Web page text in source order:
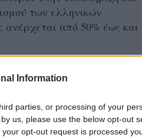
Information
parties, or processing of your
us, please use the below opt-out
opt-out request is processed
των ελληνικών
ανέρχεται από 50% έως και
Ταμείο
με χρήση της Κοινής
τη χρηματοδότηση
του ΕΚΤ+) και